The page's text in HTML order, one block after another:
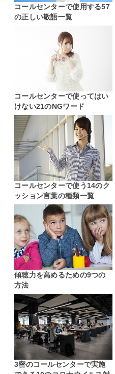
コールセンターで使用する57
の正しい敬語一覧
コールセンターで使ってはい
けない21のNGワード
コールセンターで使う14のク
ッション言葉の種類一覧
傾聴力を高めるための9つの
方法
3密のコールセンターで実施